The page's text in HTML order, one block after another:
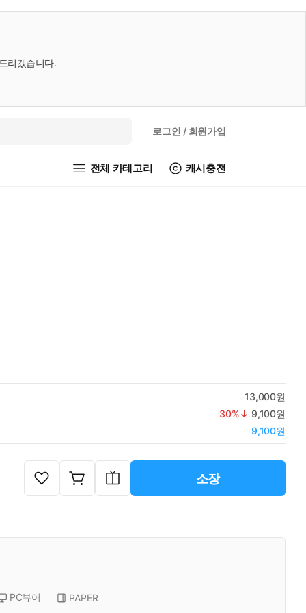
리겠습니다.
로그인 / 회원가입
전체 카테고리 캐시충전
13,000원
30%↓ 9,100원
9,100원
소장
PC뷰어 PAPER